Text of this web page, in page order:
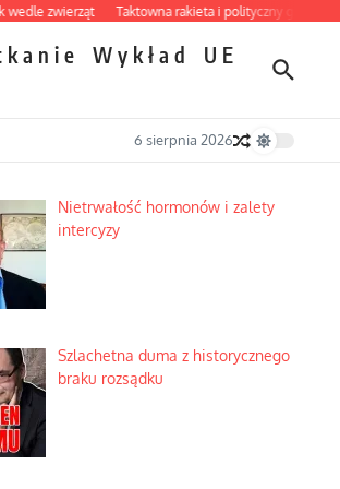
zwierząt Taktowna rakieta i polityczny grill
Wykład
UE
6 sierpnia 2026
Nietrwałość hormonów i zalety
intercyzy
Szlachetna duma z historycznego
braku rozsądku